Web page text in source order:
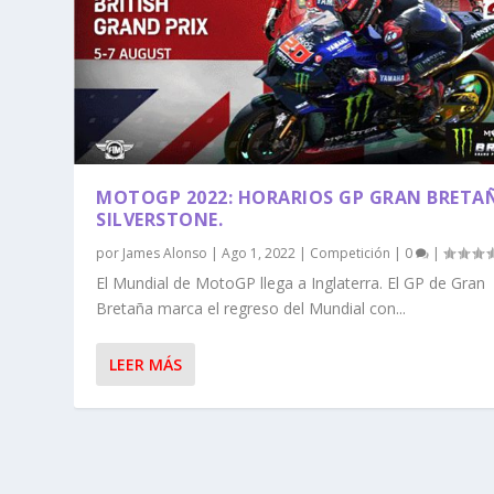
MOTOGP 2022: HORARIOS GP GRAN
SILVERSTONE.
por James Alonso |Ago 1, 2022 | Competición | 0 |
El Mundial de MotoGP llega a Inglaterra. El GP de Gran
Bretaña marca el regreso del Mundial con...
LEER MÁS